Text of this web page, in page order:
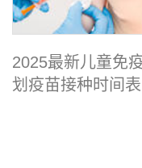
2025最新儿童免
划疫苗接种时间